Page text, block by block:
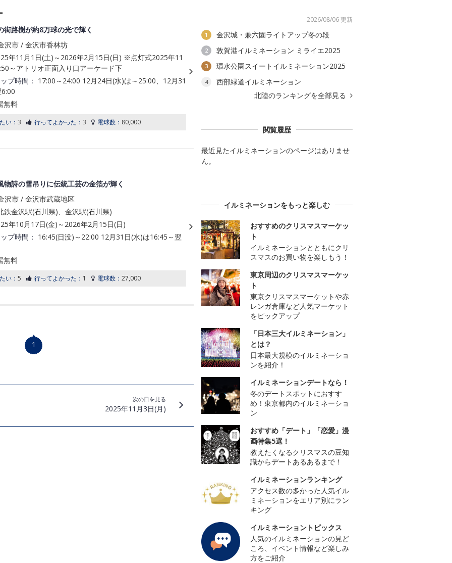
街路樹が約8万球の光で輝く
沢市 / 金沢市香林坊
年11月1日(土)～2026年2月15日(日) ※点灯式2025年11
～アトリオ正面入り口アーケード下
プ時間： 17:00～24:00 12月24日(水)は～25:00、12月31
無料
い： 3 行ってよかった： 3 電球数： 80,000
物詩の雪吊りに伝統工芸の金箔が輝く
沢市 / 金沢市武蔵地区
鉄金沢駅(石川県)、金沢駅(石川県)
年10月17日(金)～2026年2月15日(日)
プ時間： 16:45(日没)～22:00 12月31日(水)は16:45～翌
無料
い： 5 行ってよかった： 1 電球数： 27,000
1
次の日を見る
2025年11月3日(月)
2026/08/06 更新
1 金沢城・兼六園ライトアップ冬の段
2 敦賀港イルミネーション ミライエ2025
3 環水公園スイートイルミネーション2025
4
西部緑道イルミネーション
北陸のランキングを全部見る
閲覧履歴
最近見たイルミネーションのページはありませ
ん。
イルミネーションをもっと楽しむ
おすすめのクリスマスマーケッ
ト
イルミネーションとともにクリ
スマスのお買い物を楽しもう！
東京周辺のクリスマスマーケッ
ト
東京クリスマスマーケットや赤
レンガ倉庫など人気マーケット
をピックアップ
「日本三大イルミネーション」
とは？
日本最大規模のイルミネーショ
ンを紹介！
イルミネーションデートなら！
冬のデートスポットにおすす
め！東京都内のイルミネーショ
ン
おすすめ「デート」「恋愛」漫
画特集5選！
教えたくなるクリスマスの豆知
識からデートあるあるまで！
イルミネーションランキング
アクセス数の多かった人気イル
ミネーションをエリア別にラン
キング
イルミネーショントピックス
人気のイルミネーションの見ど
ころ、イベント情報など楽しみ
方をご紹介